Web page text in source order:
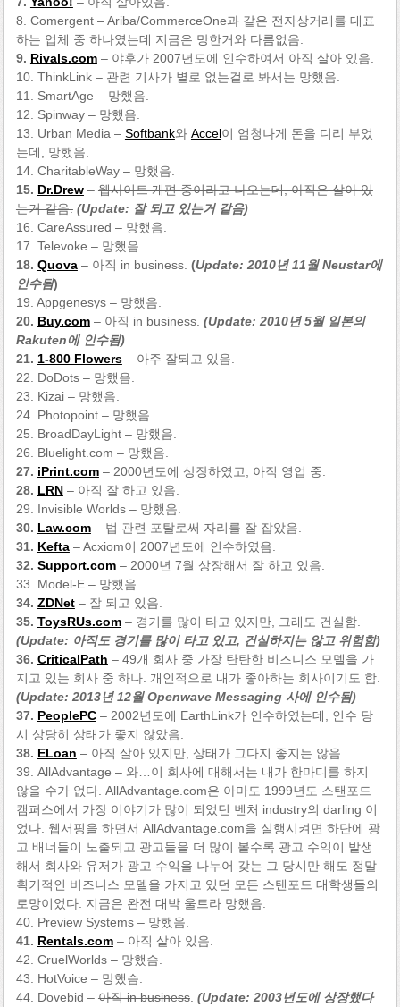
8. Comergent – Ariba/CommerceOne과 같은 전자상거래를 대표
하는 업체 중 하나였는데 지금은 망한거와 다름없음.
9. Rivals.com– 야후가 2007년도에 인수하여서 아직 살아 있음.
10. ThinkLink – 관련 기사가 별로 없는걸로 봐서는 망했음.
11. SmartAge – 망했음.
12. Spinway – 망했음.
13. Urban Media – Softbank와 Accel이 엄청나게 돈을 디리 부었
는데, 망했음.
14. CharitableWay – 망했음.
15. Dr.Drew– 웹사이트 개편 중이라고 나오는데, 아직은 살아 있
는거 같음. (Update: 잘 되고 있는거 같음)
16. CareAssured – 망했음.
17. Televoke – 망했음.
18. Quova– 아직 in business. (Update: 2010년 11월 Neustar에
인수됨)
19. Appgenesys – 망했음.
20. Buy.com– 아직 in business. (Update: 2010년 5월 일본의
Rakuten에 인수됨)
21. 1-800 Flowers– 아주 잘되고 있음.
22. DoDots – 망했음.
23. Kizai – 망했음.
24. Photopoint – 망했음.
25. BroadDayLight – 망했음.
26. Bluelight.com – 망했음.
27. iPrint.com– 2000년도에 상장하였고, 아직 영업 중.
28. LRN – 아직 잘 하고 있음.
29. Invisible Worlds – 망했음.
30. Law.com– 법 관련 포탈로써 자리를 잘 잡았음.
31. Kefta– Acxiom이 2007년도에 인수하였음.
32. Support.com– 2000년 7월 상장해서 잘 하고 있음.
33. Model-E – 망했음.
34. ZDNet– 잘 되고 있음.
35. ToysRUs.com– 경기를 많이 타고 있지만, 그래도 건실함.
(Update: 아직도 경기를 많이 타고 있고, 건실하지는 않고 위험함)
36. CriticalPath – 49개 회사 중 가장 탄탄한 비즈니스 모델을 가
지고 있는 회사 중 하나. 개인적으로 내가 좋아하는 회사이기도 함.
(Update: 2013년 12월 Openwave Messaging 사에 인수됨)
37. PeoplePC– 2002년도에 EarthLink가 인수하였는데, 인수 당
시 상당히 상태가 좋지 않았음.
38. ELoan – 아직 살아 있지만, 상태가 그다지 좋지는 않음.
39. AllAdvantage – 와…이 회사에 대해서는 내가 한마디를 하지
않을 수가 없다. AllAdvantage.com은 아마도 1999년도 스탠포드
캠퍼스에서 가장 이야기가 많이 되었던 벤처 industry의 darling 이
었다. 웹서핑을 하면서 AllAdvantage.com을 실행시켜면 하단에 광
고 배너들이 노출되고 광고들을 더 많이 볼수록 광고 수익이 발생
해서 회사와 유저가 광고 수익을 나누어 갖는 그 당시만 해도 정말
획기적인 비즈니스 모델을 가지고 있던 모든 스탠포드 대학생들의
로망이었다. 지금은 완전 대박 울트라 망했음.
40. Preview Systems – 망했음.
41. Rentals.com– 아직 살아 있음.
42. CruelWorlds – 망했슴.
43. HotVoice – 망했슴.
44. Dovebid – 아직 in business. (Update: 2003년도에 상장했다